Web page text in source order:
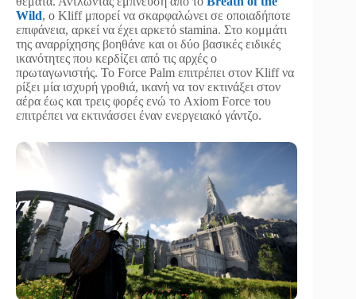
Wild, ο Kliff μπορεί να σκαρφαλώνει σε οποιαδήποτε
επιφάνεια, αρκεί να έχει αρκετό stamina. Στο κομμάτι
της αναρρίχησης βοηθάνε και οι δύο βασικές ειδικές
ικανότητες που κερδίζει από τις αρχές ο
πρωταγωνιστής. Το Force Palm επιτρέπει στον Kliff να
ρίξει μία ισχυρή γροθιά, ικανή να τον εκτινάξει στον
αέρα έως και τρεις φορές ενώ το Axiom Force του
επιτρέπει να εκτινάσσει έναν ενεργειακό γάντζο.